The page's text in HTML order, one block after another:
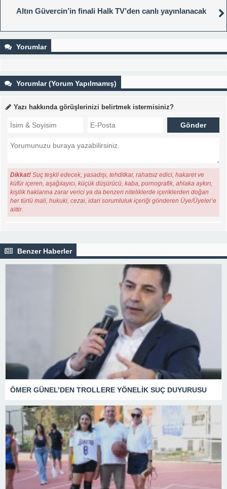
Altın Güvercin’in finali Halk TV’den canlı yayınlanacak
Yorumlar
Yorumlar (Yorum Yapılmamış)
Yazı hakkında görüşlerinizi belirtmek istermisiniz?
Dikkat! Suç teşkil edecek, yasadışı, tehditkar, rahatsız edici, hakaret ve
küfür içeren, aşağılayıcı, küçük düşürücü, kaba, pornografik, ahlaka aykırı,
kişilik haklarına zarar verici ya da benzeri niteliklerde içeriklerden doğan
her türlü mali, hukuki, cezai, idari sorumluluk içeriği gönderen Üye/Üyeler’e
aittir.
Benzer Haberler
ÖMER GÜNEL’DEN TROLLERE YÖNELİK SUÇ DUYURUSU